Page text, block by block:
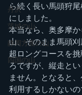
丹沢
茨城の山
静岡方面の山
四国の山
ら続く長い馬頭狩
にしました。
本当なら、奥多摩
山、そのまま馬頭
超ロングコースを
ろですが、縦走と
ません。となると
利用するしかない